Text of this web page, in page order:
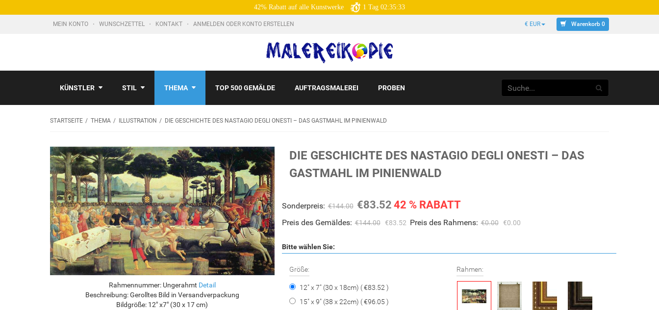
42% Rabatt auf alle Kunstwerke 1 Tag 02:35:32
MEIN KONTO WUNSCHZETTEL KONTAKT ANMELDEN ODER KONTO ERSTELLEN € EUR Warenkorb 0
KÜNSTLER STIL THEMA TOP 500 GEMÄLDE AUFTRAGSMALEREI PROBEN
STARTSEITE THEMA ILLUSTRATION DIE GESCHICHTE DES NASTAGIO DEGLI ONESTI – DAS GASTMAHL IM PINIENWALD
Rahmennummer: Ungerahmt Detail
Beschreibung: Gerolltes Bild in Versandverpackung
Bildgröße: 12" x7" (30 x 17 cm)
DIE GESCHICHTE DES NASTAGIO DEGLI ONESTI – DAS
GASTMAHL IM PINIENWALD
Sonderpreis: €144.00 €83.52 42 % RABATT
Preis des Gemäldes: €144.00 €83.52 Preis des Rahmens: €0.00 €0.00
Bitte wählen Sie:
Größe:
12" x 7" (30 x 18cm) ( €83.52 )
15" x 9" (38 x 22cm) ( €96.05 )
Rahmen: